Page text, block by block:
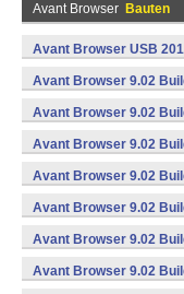
Avant Browser Bauten
Avant Browser USB
Avant Browser 9.02
Avant Browser 9.02
Avant Browser 9.02
Avant Browser 9.02
Avant Browser 9.02
Avant Browser 9.02
Avant Browser 9.02